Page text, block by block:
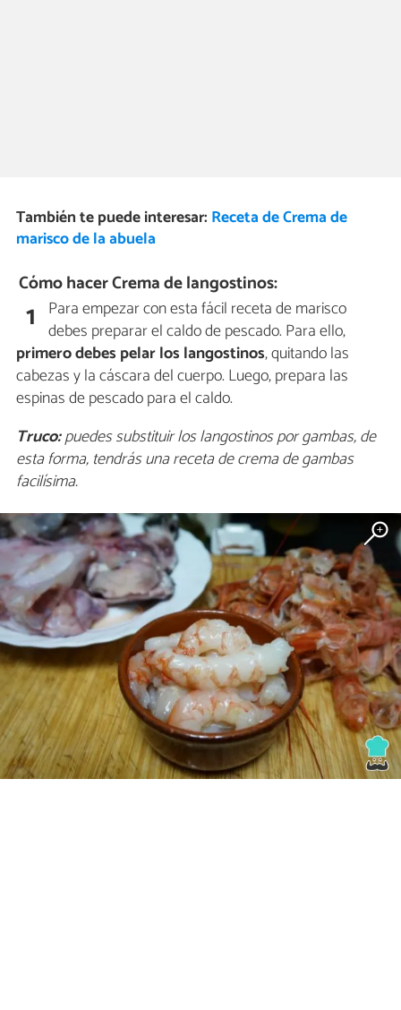
También te puede interesar: Receta de Crema de
marisco de la abuela
Cómo hacer Crema de langostinos:
1 Para empezar con esta fácil receta de marisco
debes preparar el caldo de pescado. Para ello,
primero debes pelar los langostinos, quitando las
cabezas y la cáscara del cuerpo. Luego, prepara las
espinas de pescado para el caldo.
Truco:puedes substituir los langostinos por gambas, de
esta forma, tendrás una receta de crema de gambas
facilísima.